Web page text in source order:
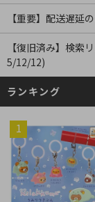
【重要】配送遅延
【復旧済み】検索
5/12/12)
ランキング
1